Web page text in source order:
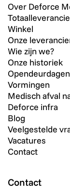
Over Deforce
Winkel
Onze
Wie zijn we?
Onze historiek
Opendeurdagen
Vormingen
Medisch afval
Deforce infra
Blog
Veelgestelde
Vacatures
Contact
Contact